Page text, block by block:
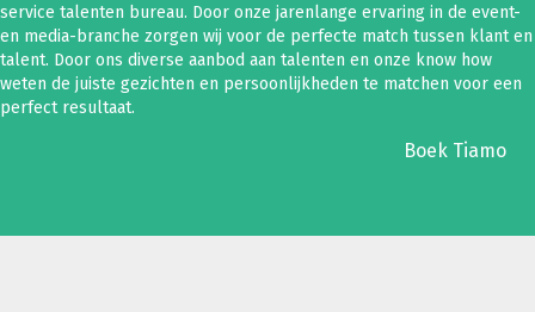
service talenten bureau. Door onze jarenlange ervaring in de event-
en media-branche zorgen wij voor de perfecte match tussen klant en
talent. Door ons diverse aanbod aan talenten en onze know how
weten de juiste gezichten en persoonlijkheden te matchen voor een
perfect resultaat.
Boek Tiamo